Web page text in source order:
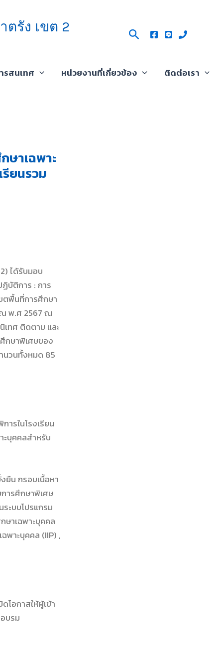
รัง เขต 2 Search
สนเทศ หน่วยงานที่เกี่ยวข้อง ติดต่อเรา
ษาเฉพาะ
ยนรวม
ได้รับมอบ
บัติการ : การ
ตพื้นที่การศึกษา
ณ พ.ศ 2567 ณ
ทศ ติดตาม และ
กษาพิเศษของ
นวนทั้งหมด 85
ารในโรงเรียน
ะบุคคลสำหรับ
ยืน กรอบเนื้อหา
ารศึกษาพิเศษ
ะบบโปรแกรม
ษาเฉพาะบุคคล
พาะบุคคล (IIP) ,
โอกาสให้ผู้เข้า
บรม